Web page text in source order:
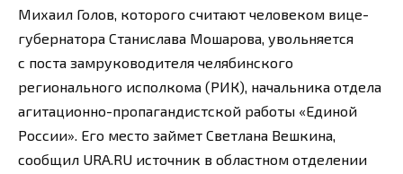
Михаил Голов, которого считают человеком вице-
губернатора Станислава Мошарова, увольняется
с поста замруководителя челябинского
регионального исполкома (РИК), начальника отдела
агитационно-пропагандистской работы «Единой
России». Его место займет Светлана Вешкина,
сообщил URA.RU источник в областном отделении